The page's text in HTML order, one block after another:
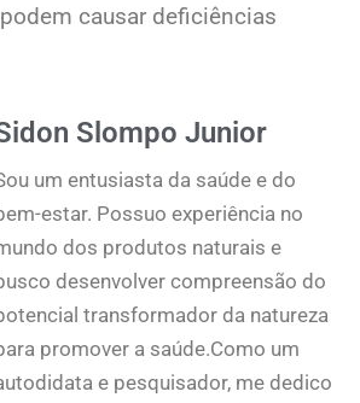
causar deficiências
Slompo Junior
um entusiasta da saúde e do
estar. Possuo experiência no
dos produtos naturais e
desenvolver compreensão do
transformador da natureza
promover a saúde.Como um
e pesquisador, me dedico